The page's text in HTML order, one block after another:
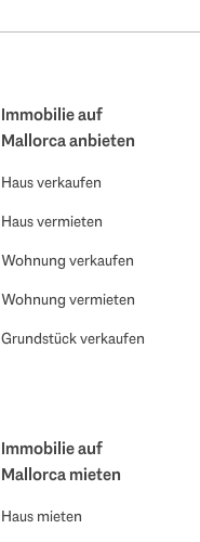
Immobilie auf
Mallorca anbieten
Haus verkaufen
Haus vermieten
Wohnung verkaufen
Wohnung vermieten
Grundstück verkaufen
Immobilie auf
Mallorca mieten
Haus mieten